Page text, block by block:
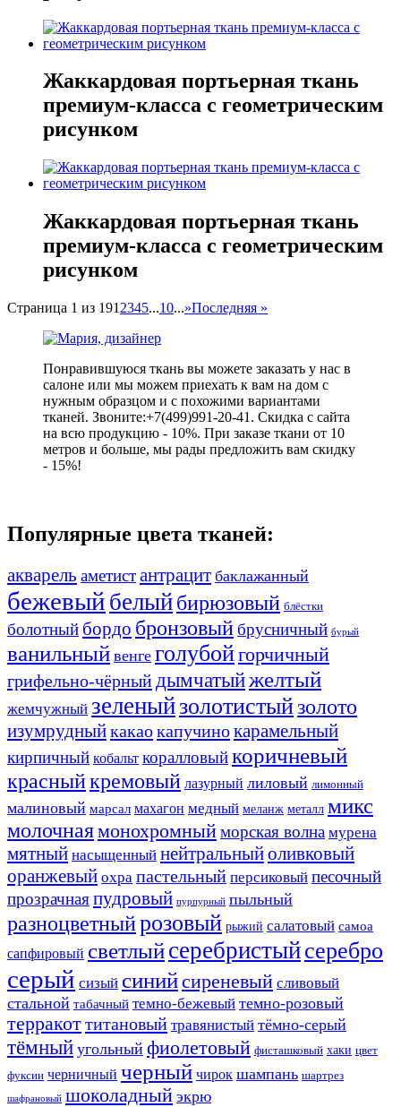
Жаккардовая портьерная ткань
премиум-класса с геометрическим
рисунком
Жаккардовая портьерная ткань
премиум-класса с геометрическим
рисунком
Страница 1 из 191 2345...10...»Последняя »
Понравившуюся ткань вы можете заказать у нас в
салоне или мы можем приехать к вам на дом с
нужным образцом и с похожими вариантами
тканей. Звоните:+7(499)991-20-41. Скидка с сайта
на всю продукцию - 10%. При заказе ткани от 10
метров и больше, мы рады предложить вам скидку
- 15%!
Популярные цвета тканей:
акварель аметистантрацит баклажанный
бежевый белыйбирюзовый блёстки
болотный бордо бронзовыйбрусничный бурый
ванильный венге голубойгорчичный
грифельно-чёрный дымчатыйжелтый
жемчужный зеленыйзолотистыйзолото
изумрудныйкакаокапучинокарамельный
кирпичный кобальт коралловыйкоричневый
красныйкремовый лазурный лиловый лимонный
малиновый марсал махагон медный меланж металл микс
молочнаямонохромныйморская волна мурена
мятный насыщенный нейтральныйоливковый
оранжевый охра пастельный персиковый песочный
прозрачнаяпудровый пурпурный пыльный
разноцветныйрозовый рыжий салатовый самоа
сапфировый светлыйсеребристыйсеребро
серый сизый синийсиреневый сливовый
стальной табачный темно-бежевый темно-розовый
терракоттитановый травянистый тёмно-серый
тёмный угольный фиолетовый фисташковый хаки цвет
фуксии черничный черный чирок шампань шартрез
шафрановый шоколадный экрю